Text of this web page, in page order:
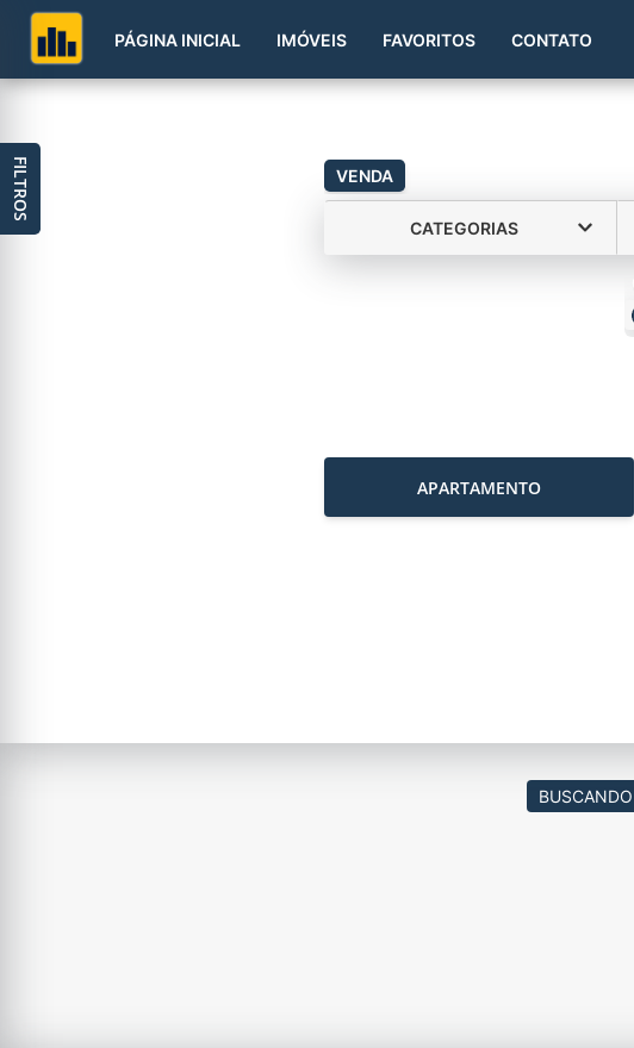
PÁGINA INICIAL IMÓVEIS FAVORITOS CONTATO
VENDA
CATEGORIAS
APARTAMENTO
FILTROS
BUSCANDO